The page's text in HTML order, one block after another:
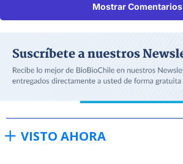
Mostrar Comentarios
VISTO AHORA